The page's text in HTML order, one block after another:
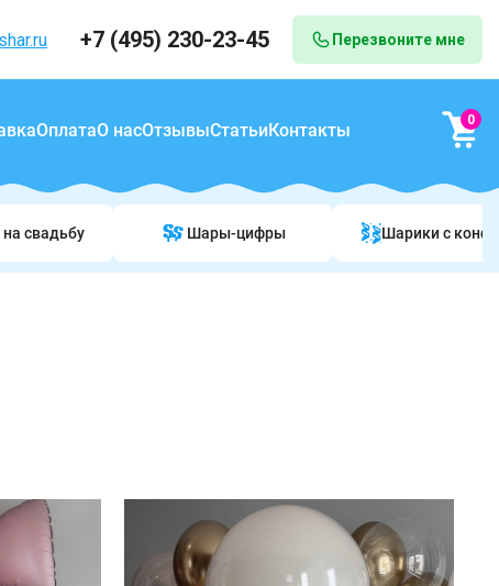
+7 (495) 230-23-45 Перезвоните мне
ОплатаО насОтзывыСтатьиКонтакты 0
свадьбу Шары-цифры Шарики c